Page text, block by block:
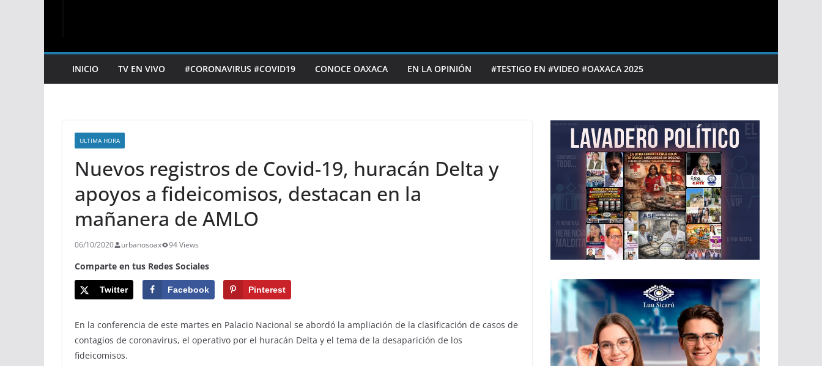
INICIO TV EN VIVO #CORONAVIRUS #COVID19 CONOCE OAXACA EN LA OPINIÓN #TESTIGO EN #VIDEO #OAXACA 2025
ULTIMA HORA
Nuevos registros de Covid-19, huracán Delta y
apoyos a fideicomisos, destacan en la
mañanera de AMLO
06/10/2020 urbanosoax 94 Views
Comparte en tus Redes Sociales
Twitter Facebook Pinterest
En la conferencia de este martes en Palacio Nacional se abordó la ampliación de la clasificación de casos de
contagios de coronavirus, el operativo por el huracán Delta y el tema de la desaparición de los
fideicomisos.